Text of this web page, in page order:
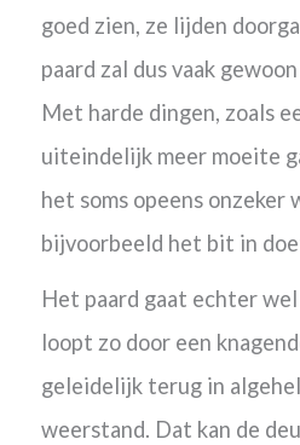
goed zien, ze lijden
paard zal dus vaak
Met harde dingen, zoals
uiteindelijk meer moeite
het soms opeens onzeker
bijvoorbeeld het bit in
Het paard gaat echter
loopt zo door een
geleidelijk terug in
weerstand. Dat kan de